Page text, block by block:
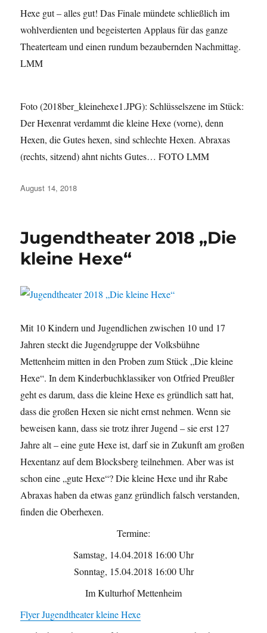
Hexe gut – alles gut! Das Finale mündete schließlich im
wohlverdienten und begeisterten Applaus für das ganze
Theaterteam und einen rundum bezaubernden Nachmittag.
LMM
Foto (2018ber_kleinehexe1.JPG): Schlüsselszene im Stück:
Der Hexenrat verdammt die kleine Hexe (vorne), denn
Hexen, die Gutes hexen, sind schlechte Hexen. Abraxas
(rechts, sitzend) ahnt nichts Gutes… FOTO LMM
Veröffentlicht
August 14, 2018
Jugendtheater 2018 „Die
kleine Hexe“
Mit 10 Kindern und Jugendlichen zwischen 10 und 17
Jahren steckt die Jugendgruppe der Volksbühne
Mettenheim mitten in den Proben zum Stück „Die kleine
Hexe“. In dem Kinderbuchklassiker von Otfried Preußler
geht es darum, dass die kleine Hexe es gründlich satt hat,
dass die großen Hexen sie nicht ernst nehmen. Wenn sie
beweisen kann, dass sie trotz ihrer Jugend – sie erst 127
Jahre alt – eine gute Hexe ist, darf sie in Zukunft am großen
Hexentanz auf dem Blocksberg teilnehmen. Aber was ist
schon eine „gute Hexe“? Die kleine Hexe und ihr Rabe
Abraxas haben da etwas ganz gründlich falsch verstanden,
finden die Oberhexen.
Termine:
Samstag, 14.04.2018 16:00 Uhr
Sonntag, 15.04.2018 16:00 Uhr
Im Kulturhof Mettenheim
Flyer Jugendtheater kleine Hexe